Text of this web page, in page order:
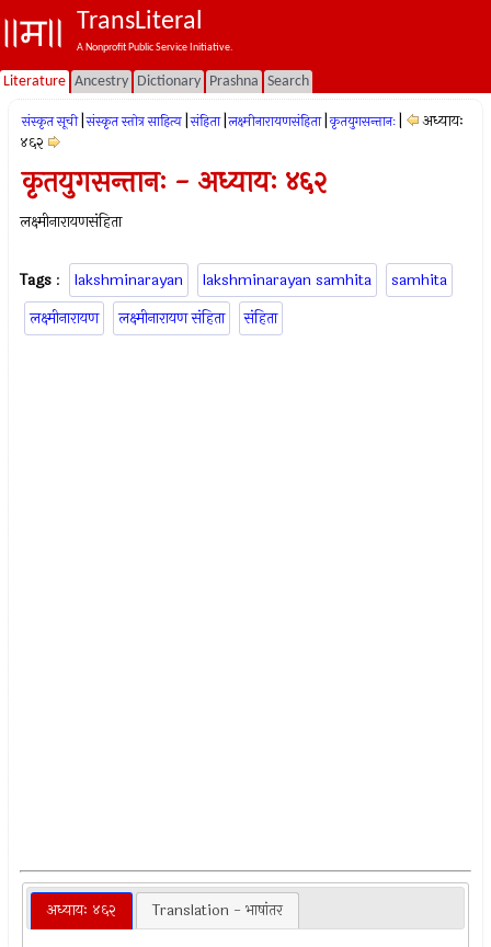
TransLiteral
A Nonprofit Public Service Initiative.
Literature Ancestry Dictionary Prashna Search
संस्कृत सूची संस्कृत स्तोत्र साहित्य संहिता लक्ष्मीनारायणसंहिता कृतयुगसन्तानः
अध्यायः
४६२
कृतयुगसन्तानः - अध्यायः ४६२
लक्ष्मीनारायणसंहिता
Tags : lakshminarayan lakshminarayan samhita
samhita
लक्ष्मीनारायण
लक्ष्मीनारायण संहिता संहिता
अध्यायः ४६२ Translation - भाषांतर